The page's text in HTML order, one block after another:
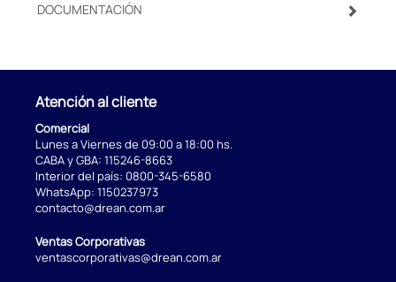
DOCUMENTACIÓN
Atención al cliente
Comercial
Lunes a Viernes de 09:00 a 18:00 hs.
CABA y GBA: 115246-8663
Interior del país: 0800-345-6580
WhatsApp: 1150237973
contacto@drean.com.ar
Ventas Corporativas
ventascorporativas@drean.com.ar